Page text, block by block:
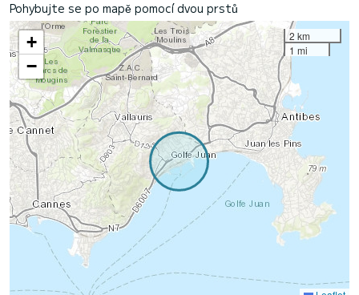
Pohybujte se po mapě pomocí dvou prstů
+
−
2 km
1 mi